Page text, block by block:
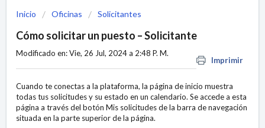
Inicio Oficinas Solicitantes
Cómo solicitar un puesto – Solicitante
Imprimir
Modificado en: Vie, 26 Jul, 2024 a 2:48 P. M.
Cuando te conectas a la plataforma, la página de inicio muestra
todas tus solicitudes y su estado en un calendario. Se accede a esta
página a través del botón Mis solicitudes de la barra de navegación
situada en la parte superior de la página.